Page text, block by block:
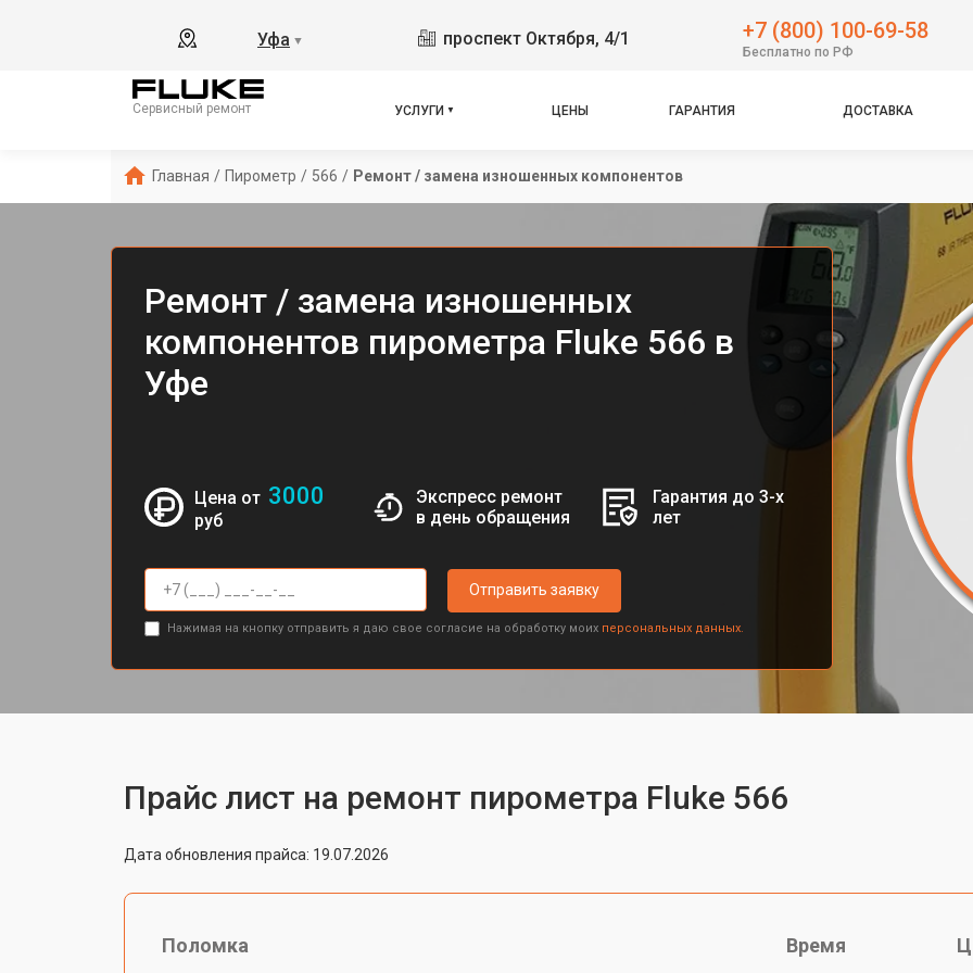
Уфа ▼ проспект Октября, 4/1 +7 (800) 100-69-58
Бесплатно по РФ
Сервисный ремонт УСЛУГИ ЦЕНЫ ГАРАНТИЯ ДОСТАВКА
Главная / Пирометр / 566 / Ремонт / замена изношенных компонентов
Ремонт / замена изношенных
компонентов пирометра Fluke 566 в
Уфе
Цена от 3000
руб
Экспресс ремонт
в день обращения
Гарантия до 3-х
лет
Отправить заявку
Нажимая на кнопку отправить я даю свое согласие на обработку моих персональных данных.
Прайс лист на ремонт пирометра Fluke 566
Дата обновления прайса: 19.07.2026
Поломка Время